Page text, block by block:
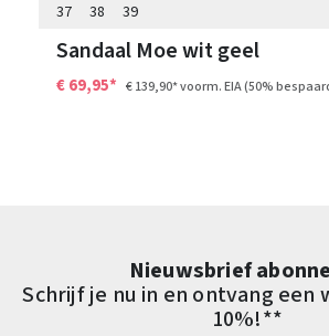
37 38 39
Sandaal Moe wit geel
€ 69,95* € 139,90*voorm. EIA(50%
Nieuwsbrief
Schrijf je nu in en ontvang een
10%!**